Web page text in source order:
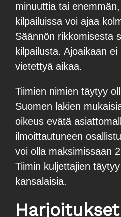
minuuttia tai
kilpailuissa voi ajaa
Säännön rikkomisesta
kilpailusta. Ajoaikaan
vietettyä aikaa.
Tiimien nimien täytyy
Suomen lakien
oikeus evätä
ilmoittautuneen
voi olla maksimissaan
Tiimin kuljettajien
kansalaisia.
Harjoitukset